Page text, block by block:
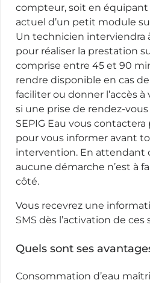
compteur, soit en
actuel d’un petit module
Un technicien interviendra
pour réaliser la prestation
comprise entre 45 et 90
rendre disponible en cas
faciliter ou donner l’accès
si une prise de rendez-
SEPIG Eau vous
pour vous informer avant
intervention. En attendant
aucune démarche n’est à
côté.
Vous recevrez une
SMS dès l’activation de ces
Quels sont ses
Consommation d’eau